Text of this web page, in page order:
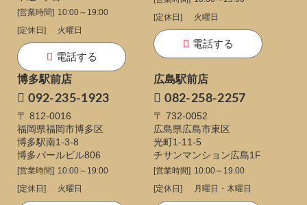
[営業時間] 10:00～19:00
[定休日]
火曜日
電話する
[定休日]
火曜日
電話する
博多駅前店
092-235-1923
〒 812-0016
福岡県福岡市博多区
博多駅南1-3-8
博多パールビル806
[営業時間] 10:00～19:00
[定休日]
火曜日
広島駅前店
082-258-2257
〒 732-0052
広島県広島市東区
光町1-11-5
チサンマンション広島1F
[営業時間] 10:00～19:00
[定休日]
月曜日・木曜日